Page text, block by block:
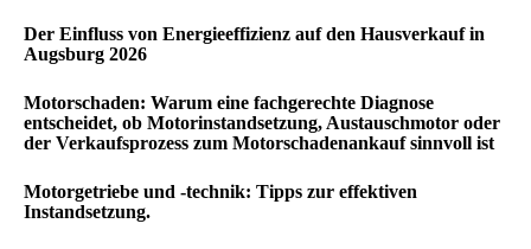
Der Einfluss von Energieeffizienz auf den Hausverkauf in
Augsburg 2026
Motorschaden: Warum eine fachgerechte Diagnose
entscheidet, ob Motorinstandsetzung, Austauschmotor oder
der Verkaufsprozess zum Motorschadenankauf sinnvoll ist
Motorgetriebe und -technik: Tipps zur effektiven
Instandsetzung.